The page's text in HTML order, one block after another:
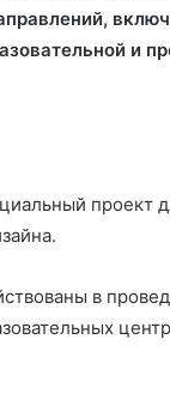
и
проект
в